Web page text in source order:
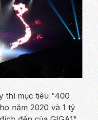
thì mục tiêu "400
năm 2020 và 1 tỷ